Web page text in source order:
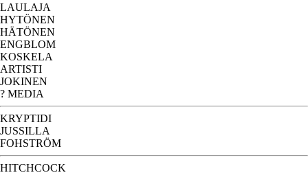
LAULAJA
HYTÖNEN
HÄTÖNEN
ENGBLOM
KOSKELA
ARTISTI
JOKINEN
? MEDIA
KRYPTIDI
JUSSILLA
FOHSTRÖM
HITCHCOCK